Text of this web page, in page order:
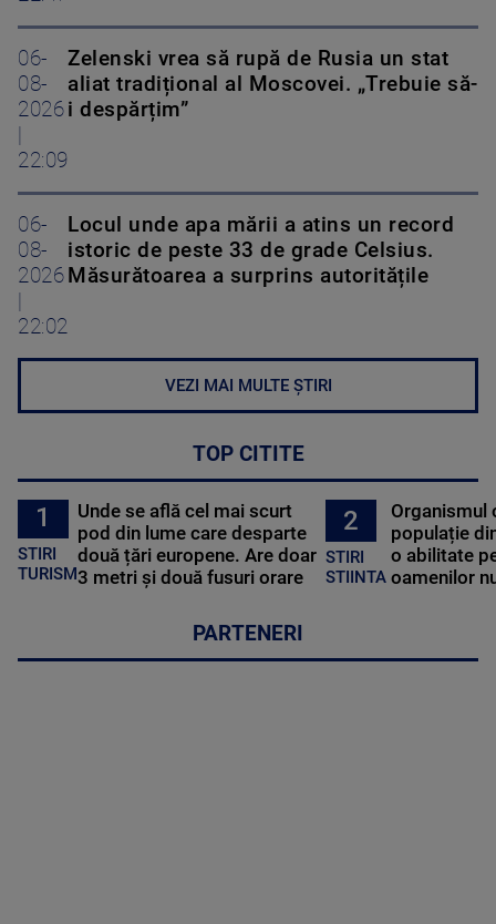
06-
08-
2026
22:09
Zelenski vrea să rupă de Rusia un stat
aliat tradițional al Moscovei. „Trebuie să-
i despărțim”
06-
08-
2026
22:02
Locul unde apa mării a atins un record
istoric de peste 33 de grade Celsius.
Măsurătoarea a surprins autoritățile
VEZI MAI MULTE ȘTIRI
TOP CITITE
1
STIRI
TURISM
Unde se află cel mai scurt
pod din lume care desparte
două țări europene. Are doar
3 metri și două fusuri orare
2
STIRI
STIINTA
Organismul
populație
o abilitate
oamenilor
PARTENERI